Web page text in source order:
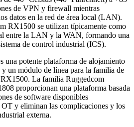
de VPN y firewall mientras
datos en la red de área local (LAN).
RX1500 se utilizan típicamente como
entre la LAN y la WAN, formando una
de control industrial (ICS).
una potente plataforma de alojamiento
un módulo de línea para la familia de
La familia Ruggedcom
proporcionan una plataforma basada
de software disponibles
y eliminan las complicaciones y los
externa.